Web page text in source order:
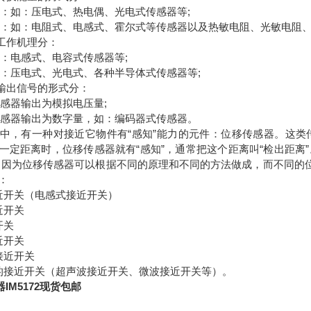
如：压电式、热电偶、光电式传感器等;
如：电阻式、电感式、霍尔式等传感器以及热敏电阻、光敏电阻
作机理分：
电感式、电容式传感器等;
压电式、光电式、各种半导体式传感器等;
出信号的形式分：
器输出为模拟电压量;
器输出为数字量，如：编码器式传感器。
，有一种对接近它物件有“感知”能力的元件：位移传感器。这
定距离时，位移传感器就有“感知”，通常把这个距离叫“检出距
为位移传感器可以根据不同的原理和不同的方法做成，而不同的
关（电感式接近开关）
开关
关
开关
近开关
近开关（超声波接近开关、微波接近开关等）。
IM5172现货包邮